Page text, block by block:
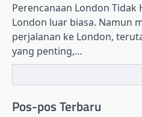
Perencanaan London Tidak
London luar biasa. Namun
perjalanan ke London,
yang penting,…
Pos-pos Terbaru